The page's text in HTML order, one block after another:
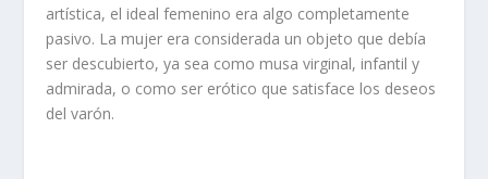
artística, el ideal femenino era algo completamente
pasivo. La mujer era considerada un objeto que debía
ser descubierto, ya sea como musa virginal, infantil y
admirada, o como ser erótico que satisface los deseos
del varón.